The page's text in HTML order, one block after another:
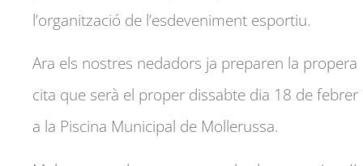
l’organització de l’esdeveniment esportiu.
Ara els nostres nedadors ja preparen la propera
cita que serà el proper dissabte dia 18 de febrer
a la Piscina Municipal de Mollerussa.